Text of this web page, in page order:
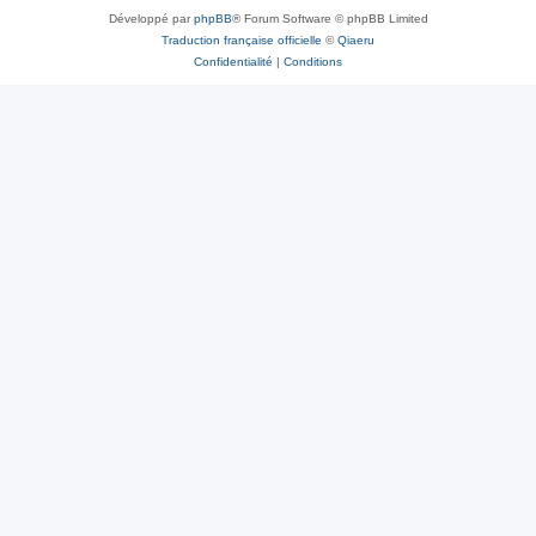
Développé parphpBB® Forum Software © phpBB Limited
Traduction française officielle ©Qiaeru
Confidentialité | Conditions